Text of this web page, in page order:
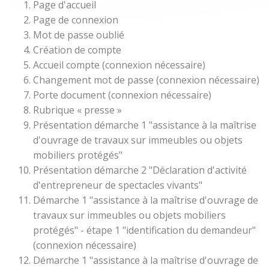
Page d'accueil
Page de connexion
Mot de passe oublié
Création de compte
Accueil compte (connexion nécessaire)
Changement mot de passe (connexion nécessaire)
Porte document (connexion nécessaire)
Rubrique « presse »
Présentation démarche 1 "assistance à la maîtrise
d'ouvrage de travaux sur immeubles ou objets
mobiliers protégés"
Présentation démarche 2 "Déclaration d'activité
d'entrepreneur de spectacles vivants"
Démarche 1 "assistance à la maîtrise d'ouvrage de
travaux sur immeubles ou objets mobiliers
protégés" - étape 1 "identification du demandeur"
(connexion nécessaire)
Démarche 1 "assistance à la maîtrise d'ouvrage de